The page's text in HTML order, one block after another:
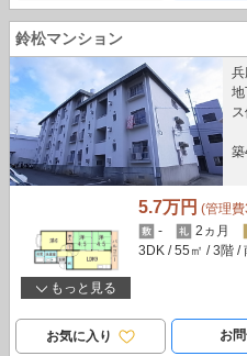
鈴松マンション
兵
もっと見る
5.7万円 (管理
-
2ヵ月
3DK / 55㎡ / 3階 /
お気に入り お